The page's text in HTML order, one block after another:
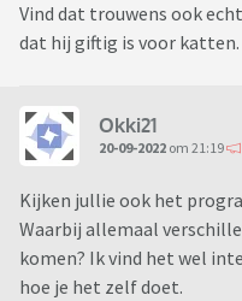
Vind dat trouwens ook
dat hij giftig is voor katten.
Okki21
20-09-2022 om 21:19
Kijken jullie ook het
Waarbij allemaal
komen? Ik vind het wel
hoe je het zelf doet.